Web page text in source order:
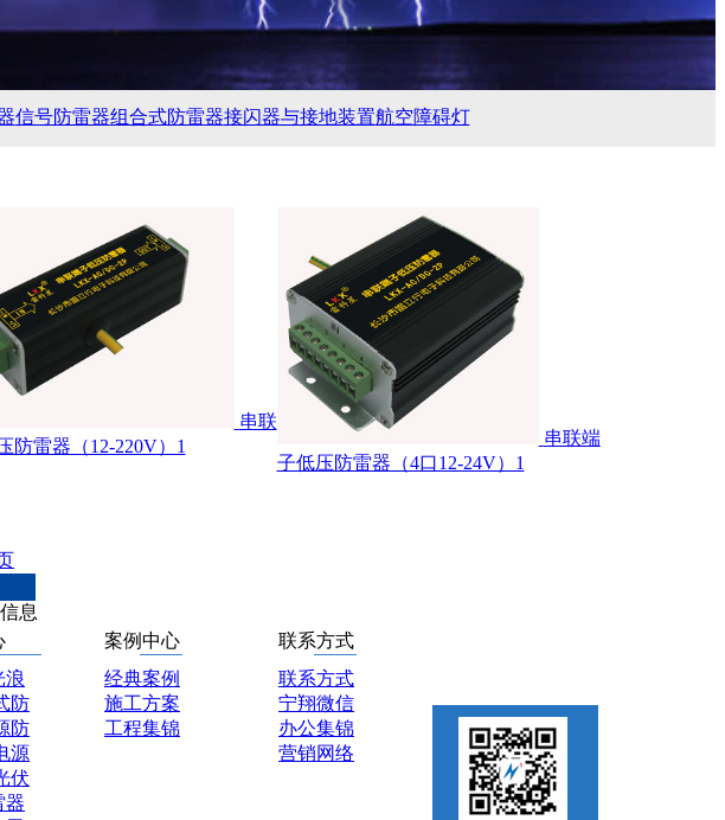
信号防雷器组合式防雷器接闪器与接地装置航空障碍灯
串联
防雷器（12-220V）1
串联端
子低压防雷器（4口12-24V）1
息
浪
防
防
源
伏
器
案例中心
经典案例
施工方案
工程集锦
联系方式
联系方式
宁翔微信
办公集锦
营销网络